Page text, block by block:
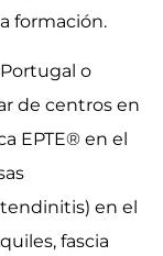
formación.
o
de centros en
EPTE® en el
en el
fascia